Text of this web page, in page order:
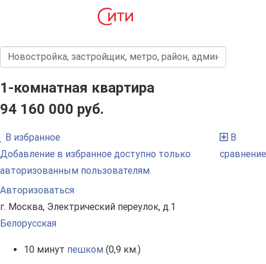
1-комнатная квартира
94 160 000 руб.
В избранное
Добавление в избранное доступно только
авторизованным пользователям.
Авторизоваться
В
сравнение
г. Москва, Электрический переулок, д.1
Белорусская
10 минут пешком (0,9 км.)